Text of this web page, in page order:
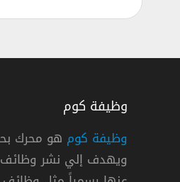
الغانم في الكويت لمختلف
وظيفة كوم
وظيفة كوم هو محرك
ويهدف إلي نشر وظائف